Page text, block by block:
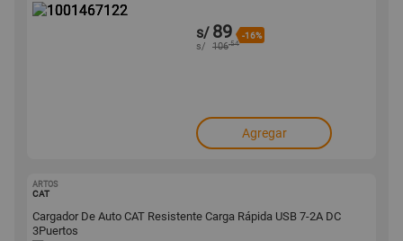
s/ 89 -16%
s/ 106.54
Agregar
ARTOS
CAT
Cargador De Auto CAT Resistente Carga Rápida USB 7-2A DC
3Puertos